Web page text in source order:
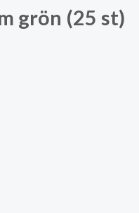
grön (25 st)